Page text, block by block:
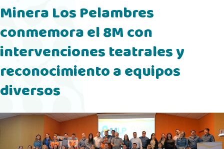
Minera Los Pelambres
conmemora el 8M con
intervenciones teatrales y
reconocimiento a equipos
diversos